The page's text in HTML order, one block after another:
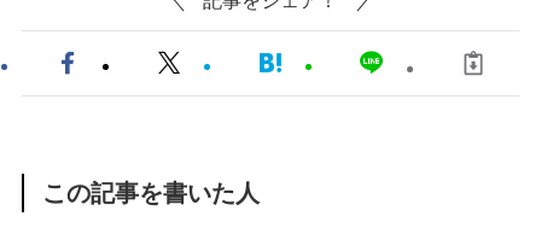
この記事を書いた人